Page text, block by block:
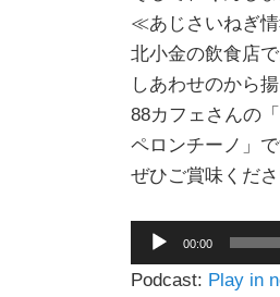
≪あじさいねぎ
北小金の飲食店
しあわせのから
88カフェさんの
ペロンチーノ」で
ぜひご賞味くださ
プ
00:00
Podcast: Play in